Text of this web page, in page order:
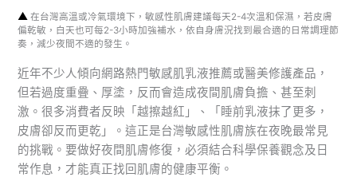
▲ 在台灣高溫或冷氣環境下，敏感性肌膚建議每天2-4次溫和保濕，若皮膚
偏乾敏，白天也可每2-3小時加強補水，依自身膚況找到最合適的日常調理節
奏，減少夜間不適的發生。
近年不少人傾向網路熱門敏感肌乳液推薦或醫美修護產品，
但若過度重疊、厚塗，反而會造成夜間肌膚負擔、甚至刺
激。很多消費者反映「越擦越紅」、「睡前乳液抹了更多，
皮膚卻反而更乾」。這正是台灣敏感性肌膚族在夜晚最常見
的挑戰。要做好夜間肌膚修復，必須結合科學保養觀念及日
常作息，才能真正找回肌膚的健康平衡。